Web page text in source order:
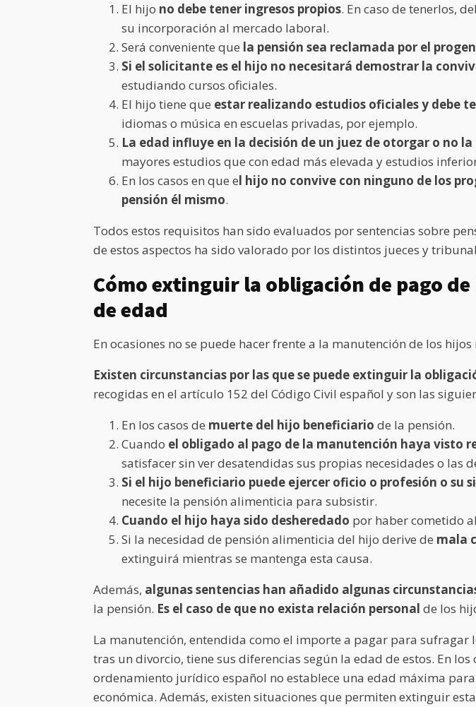
El hijo no debe tener ingresos propios. En caso de tenerlos,
su incorporación al mercado laboral.
Será conveniente que la pensión sea reclamada por el
Si el solicitante es el hijo no necesitará demostrar la
estudiando cursos oficiales.
El hijo tiene que estar realizando estudios oficiales y debe
idiomas o música en escuelas privadas, por ejemplo.
La edad influye en la decisión de un juez de otorgar o no la
mayores estudios que con edad más elevada y estudios
En los casos en que el hijo no convive con ninguno de los
pensión él mismo.
Todos estos requisitos han sido evaluados por sentencias sobre
de estos aspectos ha sido valorado por los distintos jueces y
Cómo extinguir la obligación de pago
de edad
En ocasiones no se puede hacer frente a la manutención de los
Existen circunstancias por las que se puede extinguir la
recogidas en el artículo 152 del Código Civil español y son las
En los casos de muerte del hijo beneficiario de la pensión.
Cuando el obligado al pago de la manutención haya visto
satisfacer sin ver desatendidas sus propias necesidades o las
Si el hijo beneficiario puede ejercer oficio o profesión o su
necesite la pensión alimenticia para subsistir.
Cuando el hijo haya sido desheredado por haber cometido
Si la necesidad de pensión alimenticia del hijo derive de mala
extinguirá mientras se mantenga esta causa.
Además, algunas sentencias han añadido algunas
la pensión. Es el caso de que no exista relación personal de los
La manutención, entendida como el importe a pagar para
tras un divorcio, tiene sus diferencias según la edad de estos. En
ordenamiento jurídico español no establece una edad máxima
económica. Además, existen situaciones que permiten extinguir